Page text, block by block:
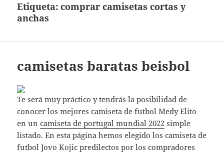
Etiqueta:comprar camisetas cortas y
anchas
camisetas baratas beisbol
Te será muy práctico y tendrás la posibilidad de
conocer los mejores camiseta de futbol Medy Elito
en uncamiseta de portugal mundial 2022 simple
listado. En esta página hemos elegido los camiseta de
futbol Jovo Kojic predilectos por los compradores